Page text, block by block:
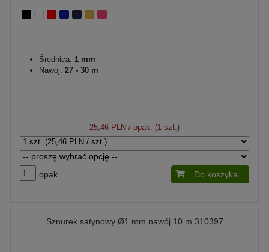
Średnica: 1 mm
Nawój: 27 - 30 m
25,46 PLN / opak. (1 szt.)
opak. Do koszyka
Sznurek satynowy Ø1 mm nawój 10 m 310397